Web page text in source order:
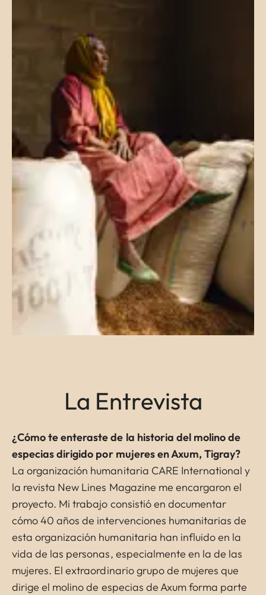
La Entrevista
¿Cómo te enteraste de la historia del molino de
especias dirigido por mujeres en Axum, Tigray?
La organización humanitaria CARE International y
la revista New Lines Magazine me encargaron el
proyecto. Mi trabajo consistió en documentar
cómo 40 años de intervenciones humanitarias de
esta organización humanitaria han influido en la
vida de las personas, especialmente en la de las
mujeres. El extraordinario grupo de mujeres que
dirige el molino de especias de Axum forma parte